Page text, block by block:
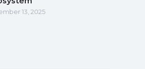
13, 2025